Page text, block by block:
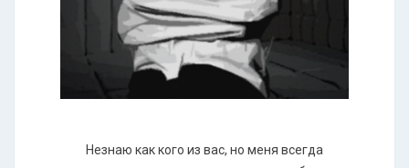
Незнаю как кого из вас, но меня всегда